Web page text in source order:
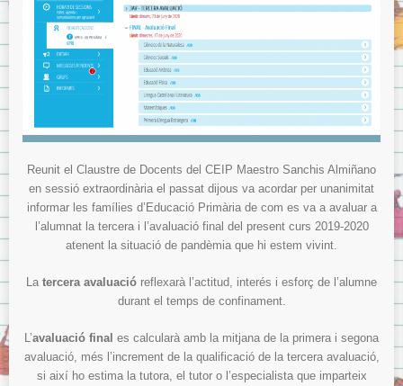
Menjador
Normes del menjador.
Menús del menjador.
Model de tíquet de menjador.
ITACA
ITACA per les famílies
Sol·licitud d’accés a «Itaca Familia»
ITACA pels docents
Sobre la Protecció de Dades.
Reunit el Claustre de Docents del CEIP Maestro Sanchis Almiñano
en sessió extraordinària el passat dijous va acordar per unanimitat
informar les famílies d’Educació Primària de com es va a avaluar a
l’alumnat la tercera i l’avaluació final del present curs 2019-2020
atenent la situació de pandèmia que hi estem vivint.
La tercera avaluació reflexarà l’actitud, interés i esforç de l’alumne
durant el temps de confinament.
L’avaluació final es calcularà amb la mitjana de la primera i segona
avaluació, més l’increment de la qualificació de la tercera avaluació,
si així ho estima la tutora, el tutor o l’especialista que imparteix